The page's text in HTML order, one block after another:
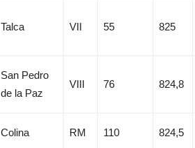
Talca VII 55 825
San Pedro
de la Paz
VIII 76 824,8
Colina RM 110 824,5